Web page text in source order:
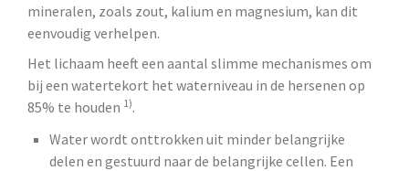
mineralen, zoals zout, kalium en magnesium, kan dit
eenvoudig verhelpen.
Het lichaam heeft een aantal slimme mechanismes om
bij een watertekort het waterniveau in de hersenen op
85% te houden 1).
Water wordt onttrokken uit minder belangrijke
delen en gestuurd naar de belangrijke cellen. Een